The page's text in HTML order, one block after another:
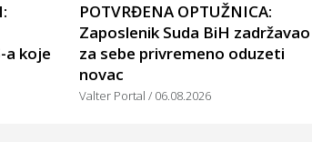
a koje
POTVRĐENA OPTUŽNICA:
Zaposlenik Suda BiH zadržavao
za sebe privremeno oduzeti
novac
Valter Portal 06.08.2026